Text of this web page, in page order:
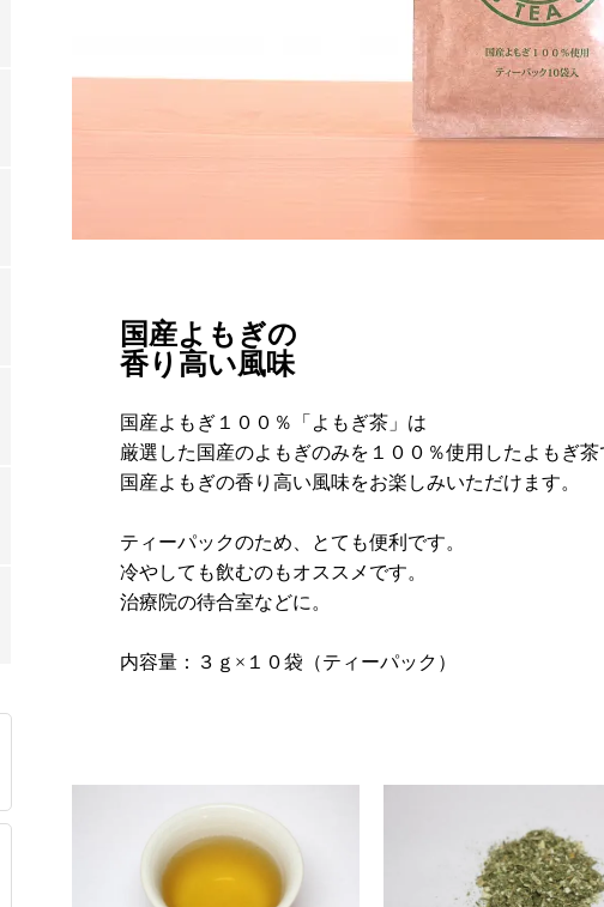
国産よもぎの
香り高い風味
国産よもぎ１００％「よもぎ茶」は
厳選した国産のよもぎのみを１００％使用したよもぎ茶
国産よもぎの香り高い風味をお楽しみいただけます。
ティーパックのため、とても便利です。
冷やしても飲むのもオススメです。
治療院の待合室などに。
内容量：３ｇ×１０袋（ティーパック）